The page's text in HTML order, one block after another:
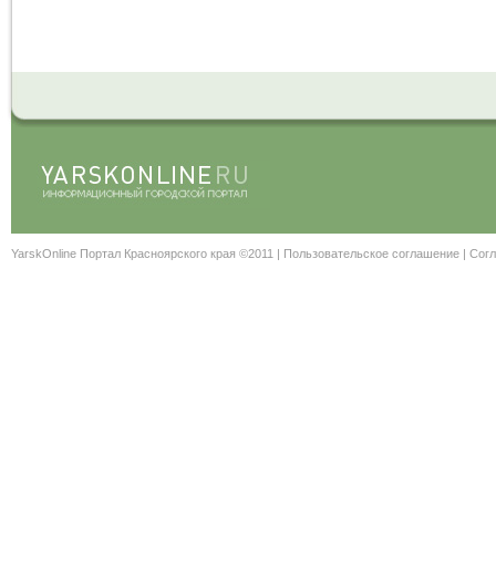
YarskOnline Портал Красноярского края ©2011 | Пользовательское соглашение |